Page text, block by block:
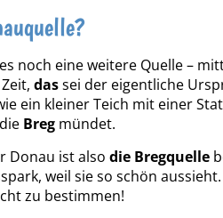
noch eine weitere Quelle –
dassei der eigentliche
ein kleiner Teich mit einer
Breg mündet.
Donau ist also die Bregquelle
weil sie so schön
zu bestimmen!